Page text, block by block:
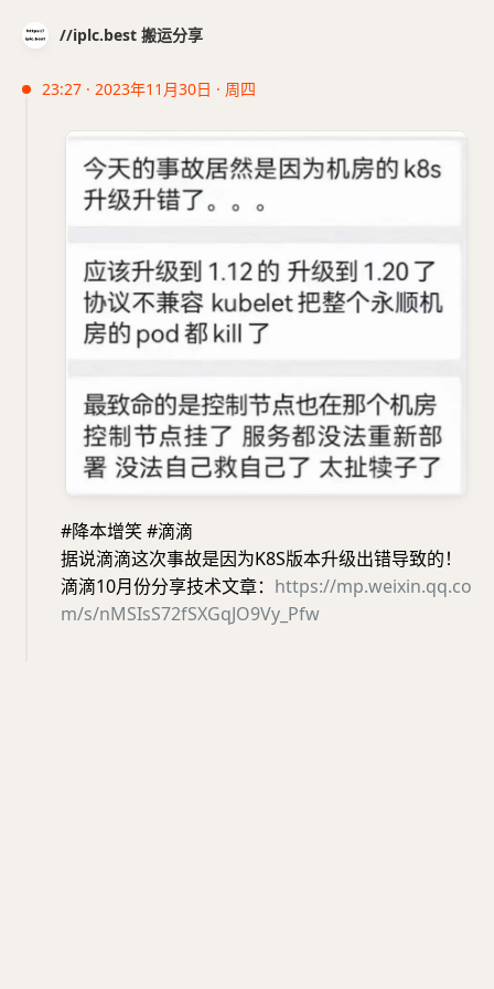
//iplc.best 搬运分享
23:27 · 2023年11月30日 · 周四
#降本增笑 #滴滴
据说滴滴这次事故是因为K8S版本升级出错导致的！
滴滴10月份分享技术文章： https://mp.weixin.qq.co
m/s/nMSIsS72fSXGqJO9Vy_Pfw